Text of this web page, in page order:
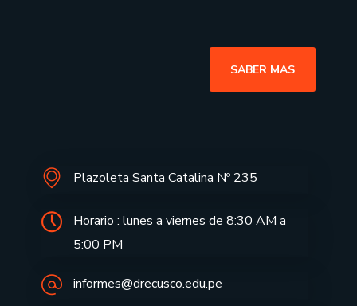
SABER MAS
Plazoleta Santa Catalina Nº 235
Horario : lunes a viernes de 8:30 AM a
5:00 PM
informes@drecusco.edu.pe